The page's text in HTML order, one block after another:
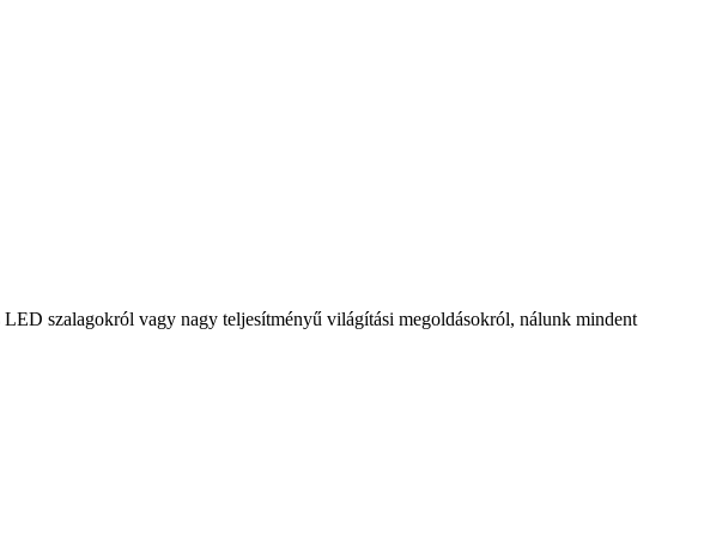
szalagokról vagy nagy teljesítményű világítási megoldásokról, nálunk mindent